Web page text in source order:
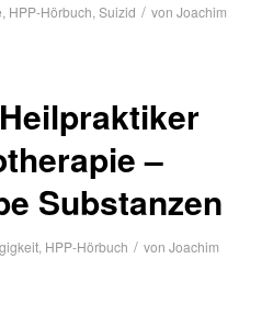
, HPP-Hörbuch, Suizid / von Joachim
–
Substanzen
, HPP-Hörbuch / vonJoachim